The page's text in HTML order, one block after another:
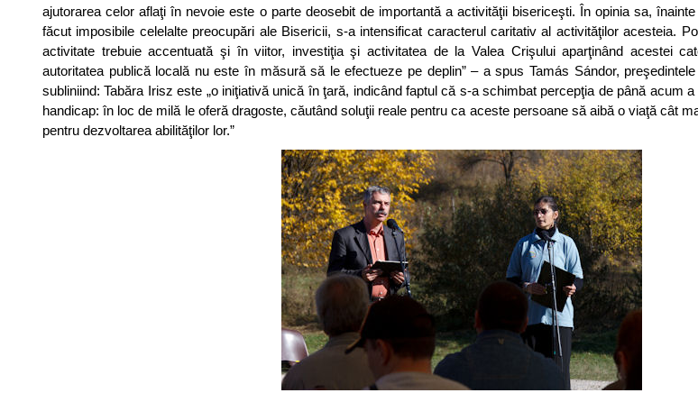
ajutorarea celor aflaţi în nevoie este o parte deosebit de importantă a activităţii bisericeşti. În opinia sa,
făcut imposibile celelalte preocupări ale Bisericii, s-a intensificat caracterul caritativ al activităţilor acesteia.
activitate trebuie accentuată şi în viitor, investiţia şi activitatea de la Valea Crişului aparţinând acestei
autoritatea publică locală nu este în măsură să le efectueze pe deplin” – a spus Tamás Sándor,
subliniind: Tabăra Irisz este „o iniţiativă unică în ţară, indicând faptul că s-a schimbat percepţia de până acum
handicap: în loc de milă le oferă dragoste, căutând soluţii reale pentru ca aceste persoane să aibă o viaţă cât
pentru dezvoltarea abilităţilor lor.”